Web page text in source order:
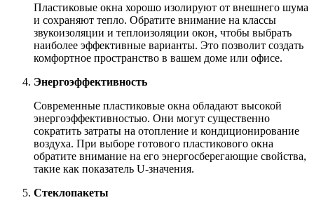
Пластиковые окна хорошо изолируют от внешнего шума
и сохраняют тепло. Обратите внимание на классы
звукоизоляции и теплоизоляции окон, чтобы выбрать
наиболее эффективные варианты. Это позволит создать
комфортное пространство в вашем доме или офисе.
Энергоэффективность
Современные пластиковые окна обладают высокой
энергоэффективностью. Они могут существенно
сократить затраты на отопление и кондиционирование
воздуха. При выборе готового пластикового окна
обратите внимание на его энергосберегающие свойства,
такие как показатель U-значения.
Стеклопакеты